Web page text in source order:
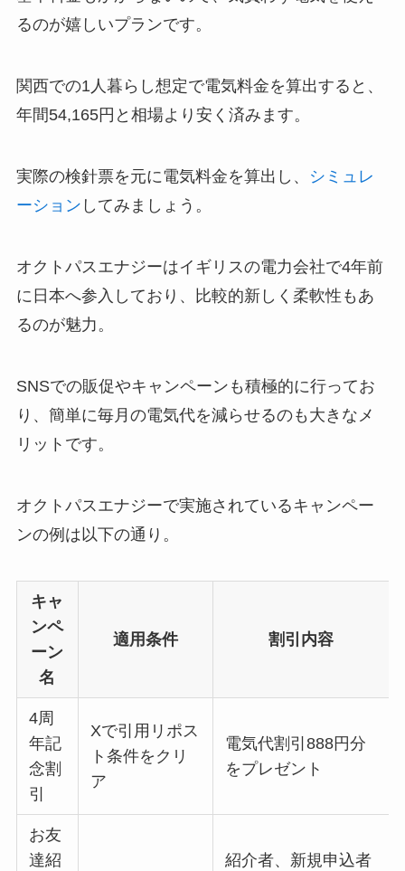
るのが嬉しいプランです。
関西での1人暮らし想定で電気料金を算出すると、
年間54,165円と相場より安く済みます。
実際の検針票を元に電気料金を算出し、
シミュレ
ーション してみましょう。
オクトパスエナジーはイギリスの電力会社で4年前
に日本へ参入しており、比較的新しく柔軟性もあ
るのが魅力。
SNSでの販促やキャンペーンも積極的に行ってお
り、簡単に毎月の電気代を減らせるのも大きなメ
リットです。
オクトパスエナジーで実施されているキャンペー
ンの例は以下の通り。
キャ
ンペ
ーン
名
適用条件 割引内容
4周
年記
念割
引
Xで引用リポス
ト条件をクリ
ア
電気代割引888円分
をプレゼント
お友
達紹
紹介者、新規申込者